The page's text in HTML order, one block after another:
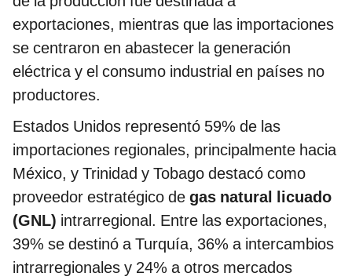
exportaciones, mientras que las importaciones
se centraron en abastecer la generación
eléctrica y el consumo industrial en países no
productores.
Estados Unidos representó 59% de las
importaciones regionales, principalmente hacia
México, y Trinidad y Tobago destacó como
proveedor estratégico de gas natural licuado
(GNL) intrarregional. Entre las exportaciones,
39% se destinó a Turquía, 36% a intercambios
intrarregionales y 24% a otros mercados